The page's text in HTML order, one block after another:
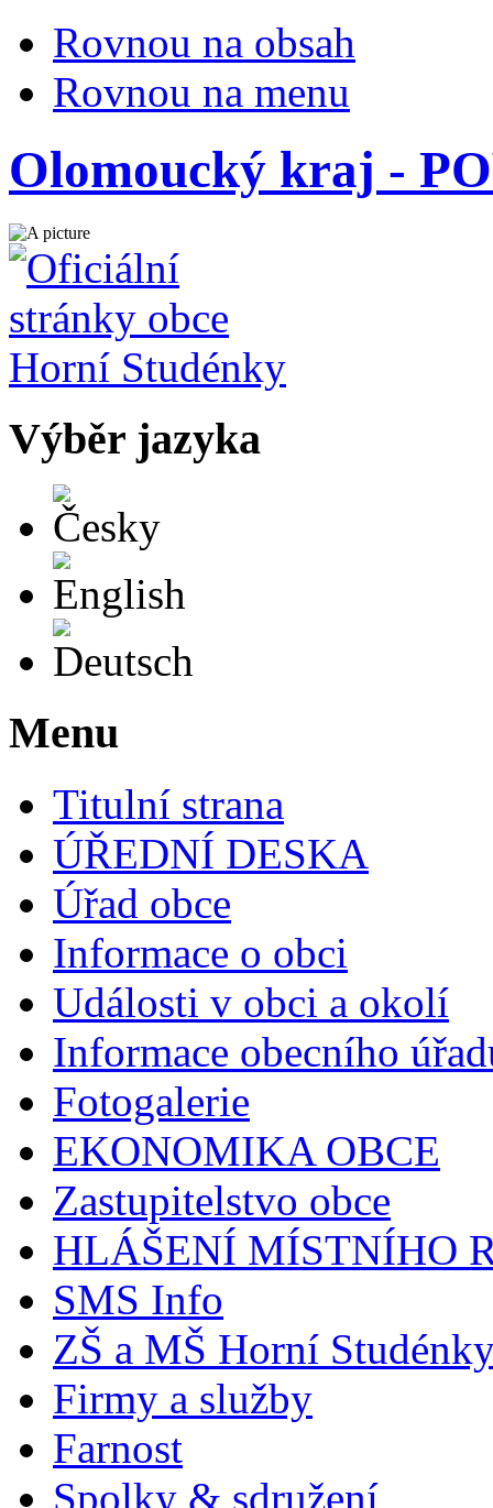
Rovnou na obsah
Rovnou na menu
Olomoucký kraj -
Výběr jazyka
Menu
Titulní strana
ÚŘEDNÍ DESKA
Úřad obce
Informace o obci
Události v obci a okolí
Informace obecního
Fotogalerie
EKONOMIKA OBCE
Zastupitelstvo obce
HLÁŠENÍ MÍSTNÍHO
SMS Info
ZŠ a MŠ Horní
Firmy a služby
Farnost
Spolky & sdružení